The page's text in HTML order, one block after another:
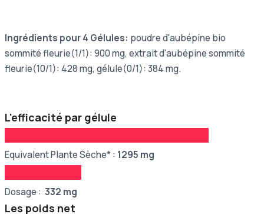
Ingrédients pour 4 Gélules: poudre d'aubépine bio
sommité fleurie(1/1): 900 mg, extrait d'aubépine sommité
fleurie(10/1): 428 mg, gélule(0/1): 384 mg.
L'efficacité par gélule
Equivalent Plante Sèche* : 1295 mg
Dosage : 332 mg
Les poids net